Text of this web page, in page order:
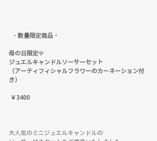
‐数量限定商品‐
母の日限定🌹
ジュエルキャンドルソーサーセット
（アーティフィシャルフラワーのカーネーション付
き）
￥3400
大人気のミニジュエルキャンドルの